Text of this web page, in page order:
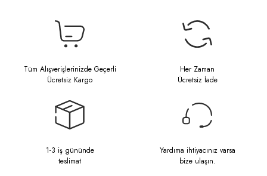
Tüm Alışverişlerinizde Geçerli
Ücretsiz Kargo
Her Zaman
Ücretsiz İade
1-3 iş gününde
teslimat
Yardıma ihtiyacınız varsa
bize ulaşın.